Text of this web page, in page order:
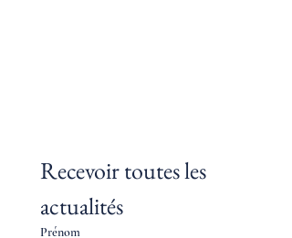
Recevoir toutes les
actualités
Prénom